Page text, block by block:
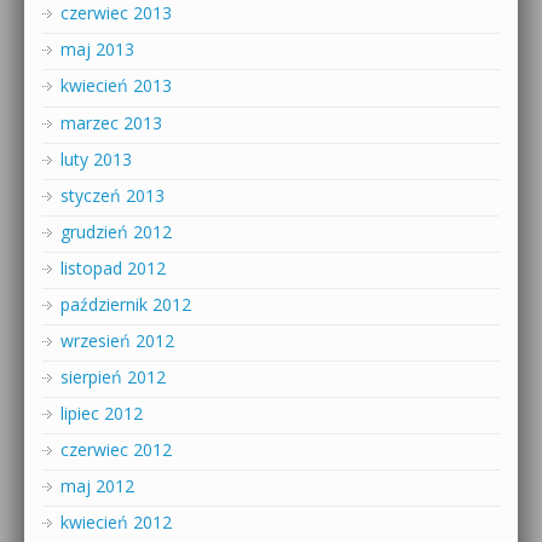
czerwiec 2013
maj 2013
kwiecień 2013
marzec 2013
luty 2013
styczeń 2013
grudzień 2012
listopad 2012
październik 2012
wrzesień 2012
sierpień 2012
lipiec 2012
czerwiec 2012
maj 2012
kwiecień 2012